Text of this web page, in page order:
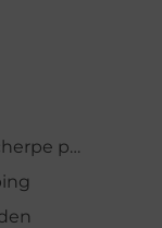
Aanhanger onderdelen voor scherpe prijzen